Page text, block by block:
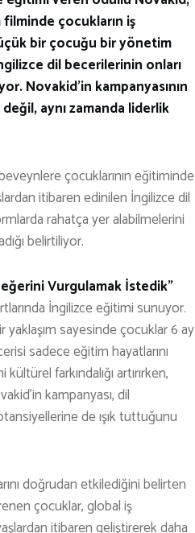
çocukların iş
bir çocuğu bir yönetim
dil becerilerinin onları
Novakid’in kampanyasının
aynı zamanda liderlik
çocuklarının eğitiminde
itibaren edinilen İngilizce dil
rahatça yer alabilmelerini
belirtiliyor.
Vurgulamak İstedik”
İngilizce eğitimi sunuyor.
sayesinde çocuklar 6 ay
sadece eğitim hayatlarını
farkındalığı artırırken,
kampanyası, dil
de ışık tuttuğunu
doğrudan etkilediğini belirten
çocuklar, global iş
itibaren geliştirerek daha